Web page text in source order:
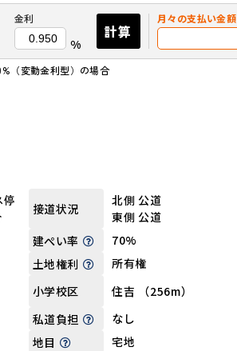
金利
%
計算
月々の支払い金額
（変動金利型）の場合
接道状況
北側 公道
東側 公道
建ぺい率
70%
土地権利
所有権
小学校区
住吉 （256m）
私道負担
なし
地目
宅地